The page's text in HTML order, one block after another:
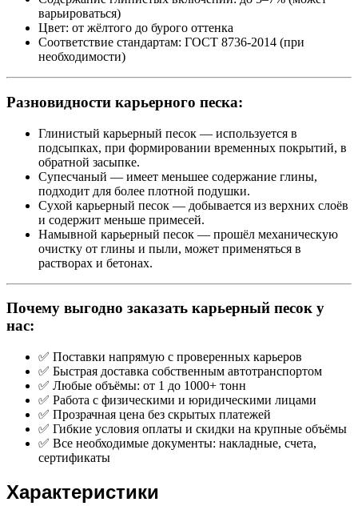
варьироваться)
Цвет: от жёлтого до бурого оттенка
Соответствие стандартам: ГОСТ 8736-2014 (при
необходимости)
Разновидности карьерного песка:
Глинистый карьерный песок — используется в
подсыпках, при формировании временных покрытий, в
обратной засыпке.
Супесчаный — имеет меньшее содержание глины,
подходит для более плотной подушки.
Сухой карьерный песок — добывается из верхних слоёв
и содержит меньше примесей.
Намывной карьерный песок — прошёл механическую
очистку от глины и пыли, может применяться в
растворах и бетонах.
Почему выгодно заказать карьерный песок у
нас:
✅ Поставки напрямую с проверенных карьеров
✅ Быстрая доставка собственным автотранспортом
✅ Любые объёмы: от 1 до 1000+ тонн
✅ Работа с физическими и юридическими лицами
✅ Прозрачная цена без скрытых платежей
✅ Гибкие условия оплаты и скидки на крупные объёмы
✅ Все необходимые документы: накладные, счета,
сертификаты
Характеристики